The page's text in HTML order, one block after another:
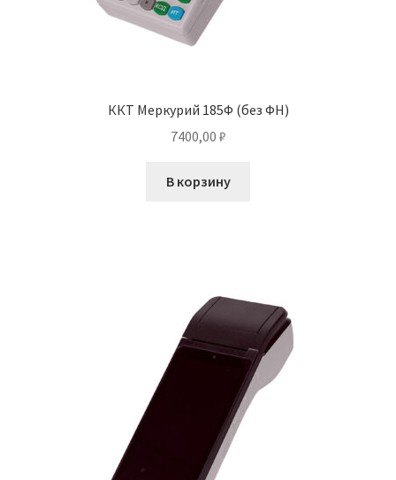
ККТ Меркурий 185Ф (без ФН)
7400,00 ₽
В корзину